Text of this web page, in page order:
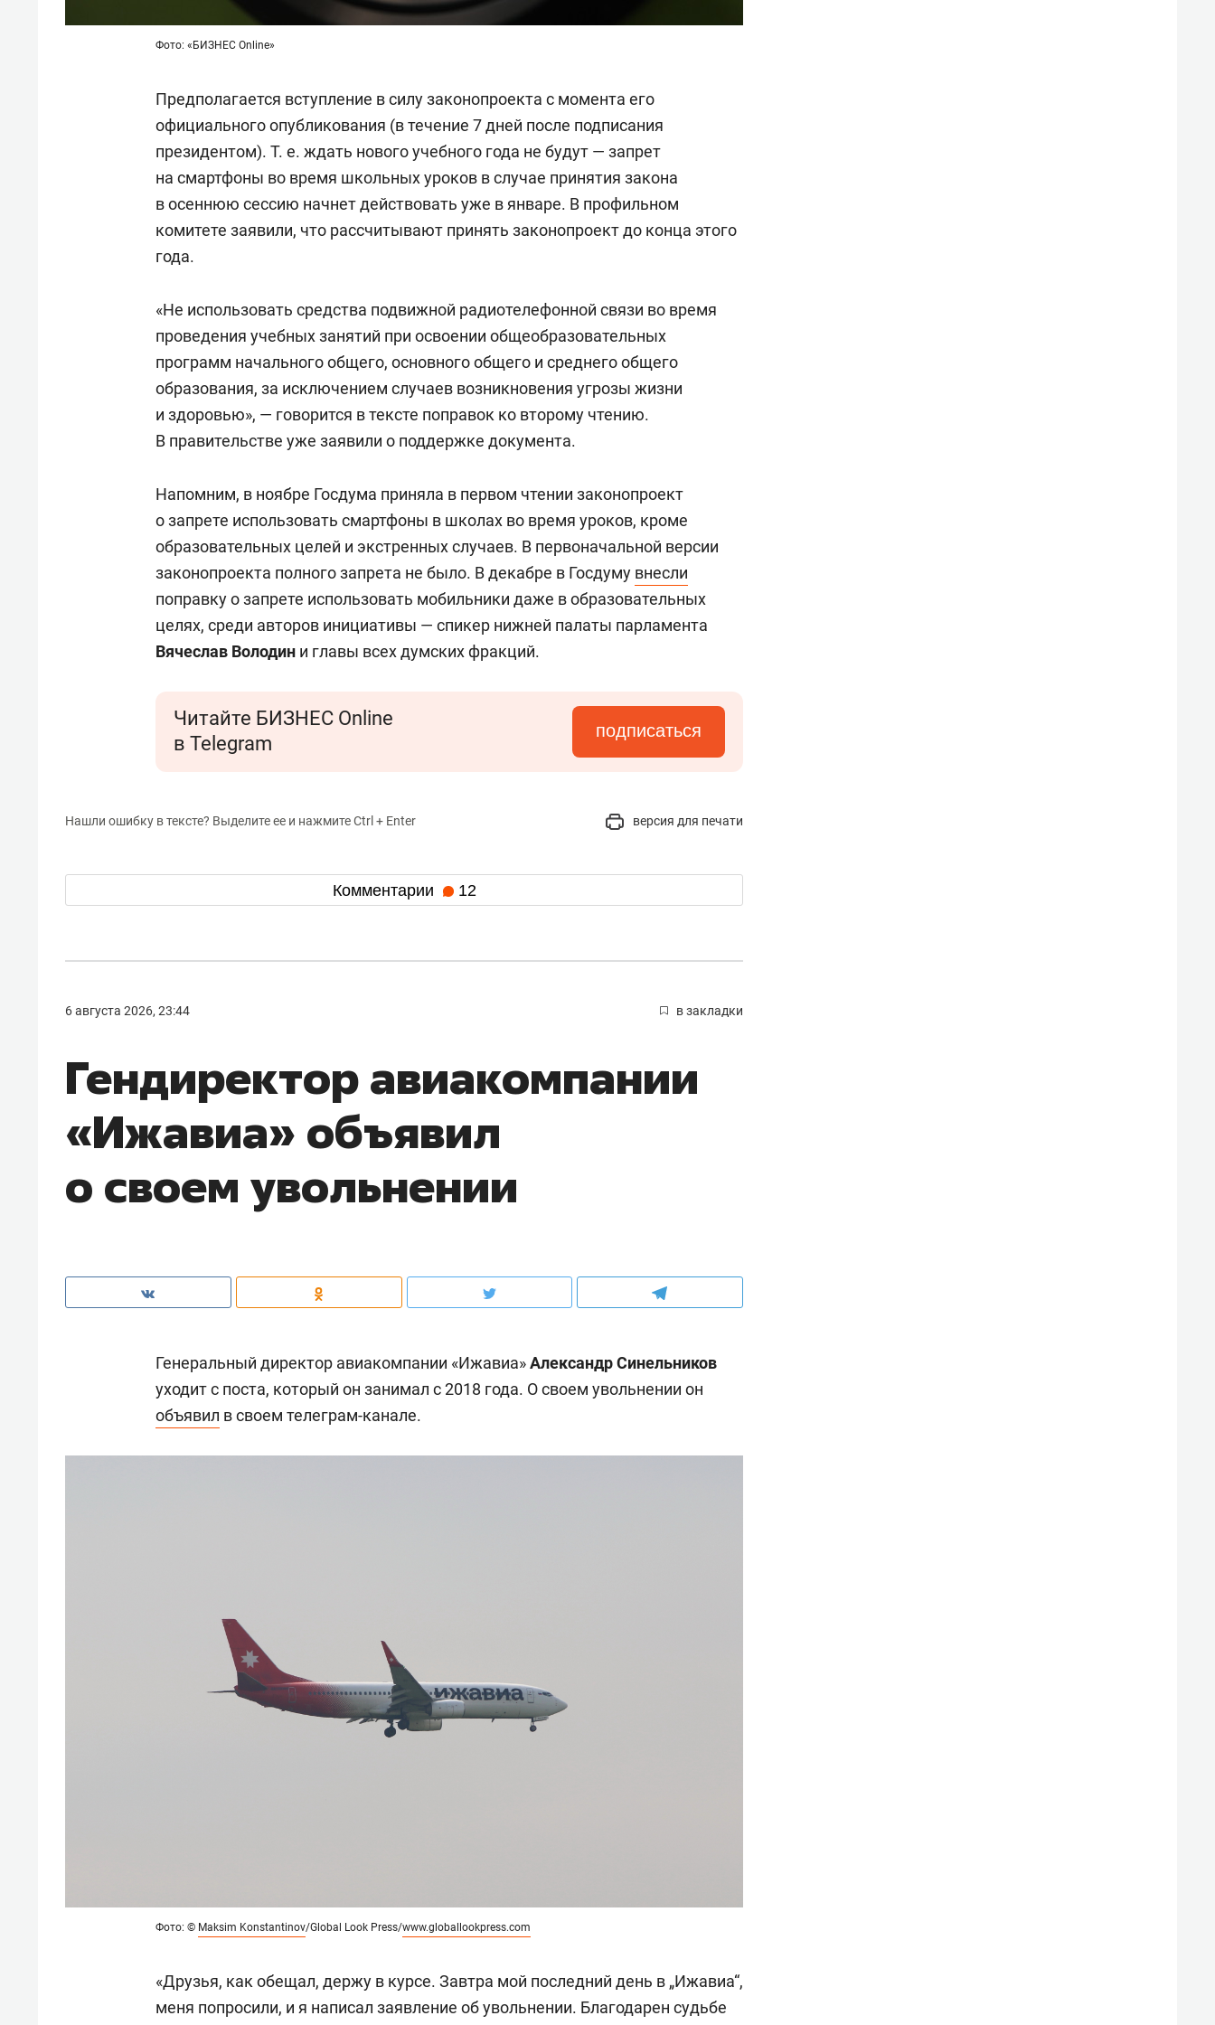
Фото: «БИЗНЕС Online»
Предполагается вступление в силу законопроекта с момента его
официального опубликования (в течение 7 дней после подписания
президентом). Т. е. ждать нового учебного года не будут — запрет
на смартфоны во время школьных уроков в случае принятия закона
в осеннюю сессию начнет действовать уже в январе. В профильном
комитете заявили, что рассчитывают принять законопроект до конца этого
года.
«Не использовать средства подвижной радиотелефонной связи во время
проведения учебных занятий при освоении общеобразовательных
программ начального общего, основного общего и среднего общего
образования, за исключением случаев возникновения угрозы жизни
и здоровью», — говорится в тексте поправок ко второму чтению.
В правительстве уже заявили о поддержке документа.
Напомним, в ноябре Госдума приняла в первом чтении законопроект
о запрете использовать смартфоны в школах во время уроков, кроме
образовательных целей и экстренных случаев. В первоначальной версии
законопроекта полного запрета не было. В декабре в Госдуму внесли
поправку о запрете использовать мобильники даже в образовательных
целях, среди авторов инициативы — спикер нижней палаты парламента
Вячеслав Володин и главы всех думских фракций.
Читайте БИЗНЕС Online
в Telegram
подписаться
Нашли ошибку в тексте? Выделите ее и нажмите Ctrl + Enter версия для печати
Комментарии 12
6 августа 2026, 23:44 в закладки
Гендиректор авиакомпании
«Ижавиа» объявил
о своем увольнении
Генеральный директор авиакомпании «Ижавиа»Александр Синельников
уходит с поста, который он занимал с 2018 года. О своем увольнении он
объявил в своем телеграм-канале.
Фото: © Maksim Konstantinov/Global Look Press/www.globallookpress.com
«Друзья, как обещал, держу в курсе. Завтра мой последний день в „Ижавиа“,
меня попросили, и я написал заявление об увольнении. Благодарен судьбе